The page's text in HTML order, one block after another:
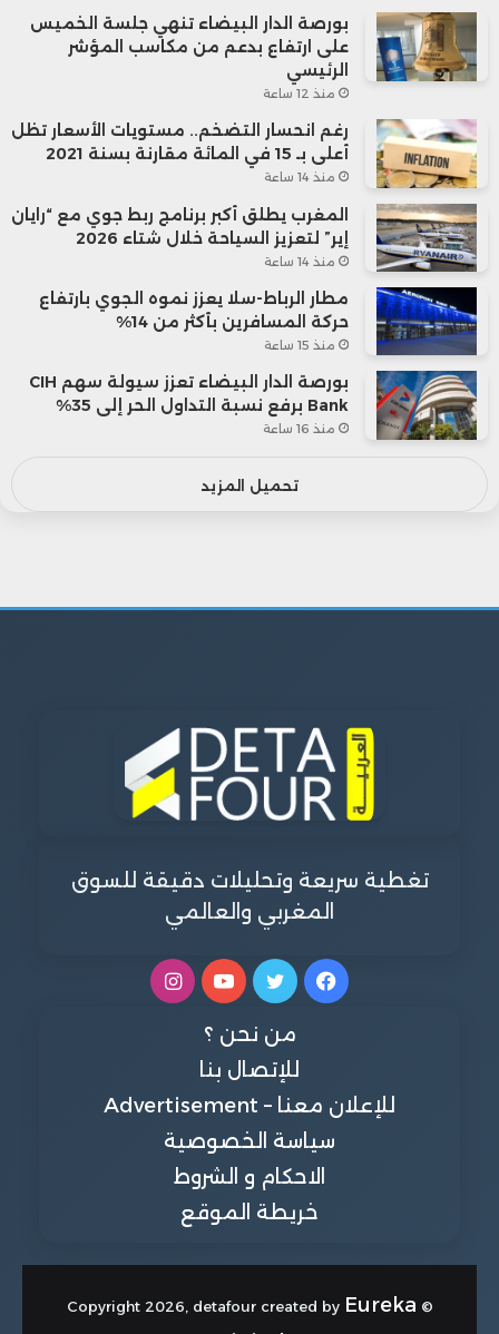
بورصة الدار البيضاء تنهي جلسة الخميس
على ارتفاع بدعم من مكاسب المؤشر
الرئيسي
منذ 12 ساعة
رغم انحسار التضخم.. مستويات الأسعار تظل
أعلى بـ 15 في المائة مقارنة بسنة 2021
منذ 14 ساعة
المغرب يطلق أكبر برنامج ربط جوي مع “رايان
إير” لتعزيز السياحة خلال شتاء 2026
منذ 14 ساعة
مطار الرباط-سلا يعزز نموه الجوي بارتفاع
حركة المسافرين بأكثر من 14%
منذ 15 ساعة
بورصة الدار البيضاء تعزز سيولة سهم CIH
Bank برفع نسبة التداول الحر إلى 35%
منذ 16 ساعة
تحميل المزيد
تغطية سريعة وتحليلات دقيقة للسوق
المغربي والعالمي
فيسبوكتويتر يوتيوبانستقرام
من نحن ؟
للإتصال بنا
للإعلان معنا – Advertisement
سياسة الخصوصية
الاحكام و الشروط
خريطة الموقع
© Copyright 2026, detafour created by
Eureka